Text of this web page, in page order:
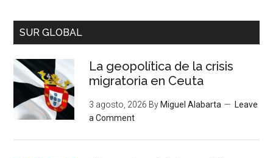
SUR GLOBAL
La geopolítica de la crisis
migratoria en Ceuta
3 agosto, 2026 By Miguel Alabarta
Leave
a Comment